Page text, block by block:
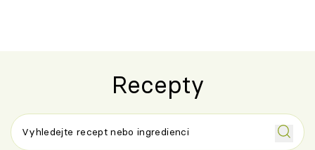
Recepty